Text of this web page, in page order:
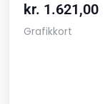
kr. 1.621,00
Grafikkort